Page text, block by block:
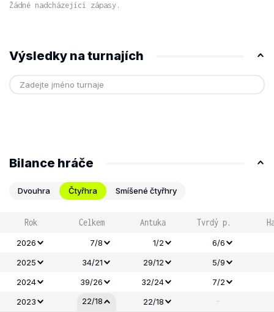
Žádné nadcházející zápasy.
Výsledky na turnajích
Bilance hráče
Dvouhra Čtyřhra Smíšené čtyřhry
Rok Celkem Antuka Tvrdý p.
2026 7/8 1/2
6/6
2025
34/21 29/12
5/9
2024
39/26 32/24
7/2
2023
22/18 22/18 -